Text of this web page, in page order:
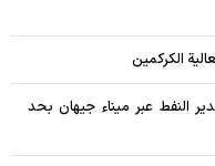
الكركمين
النفط عبر ميناء جيهان بحد